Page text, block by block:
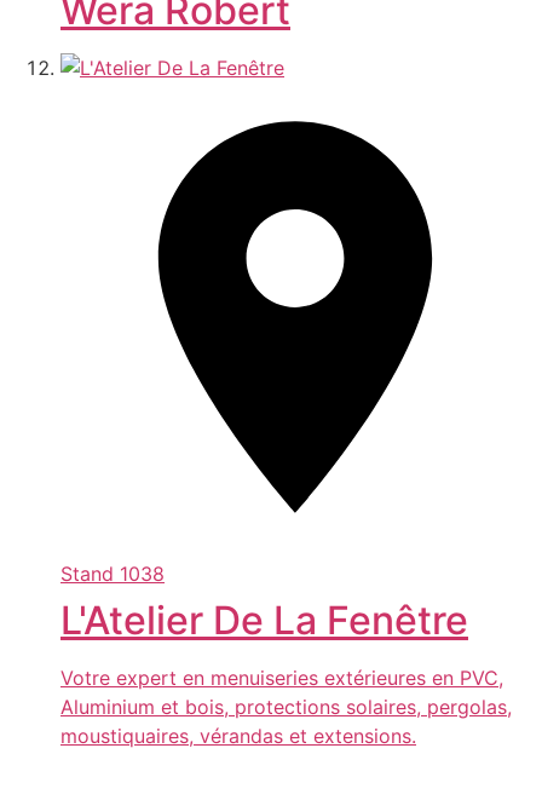
Wera Robert
Stand 1038
L'Atelier De La Fenêtre
Votre expert en menuiseries extérieures en PVC,
Aluminium et bois, protections solaires, pergolas,
moustiquaires, vérandas et extensions.